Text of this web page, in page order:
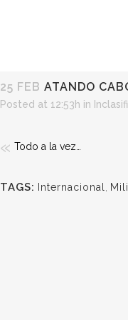
25 FEB ATANDO
Posted at 12:53h in
Todo a la vez…
TAGS: Internacional